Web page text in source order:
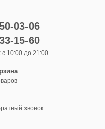
03-06
15-60
10:00 до 21:00
звонок